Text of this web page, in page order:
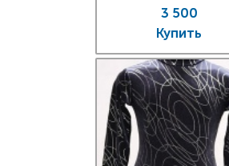
3 500
Купить